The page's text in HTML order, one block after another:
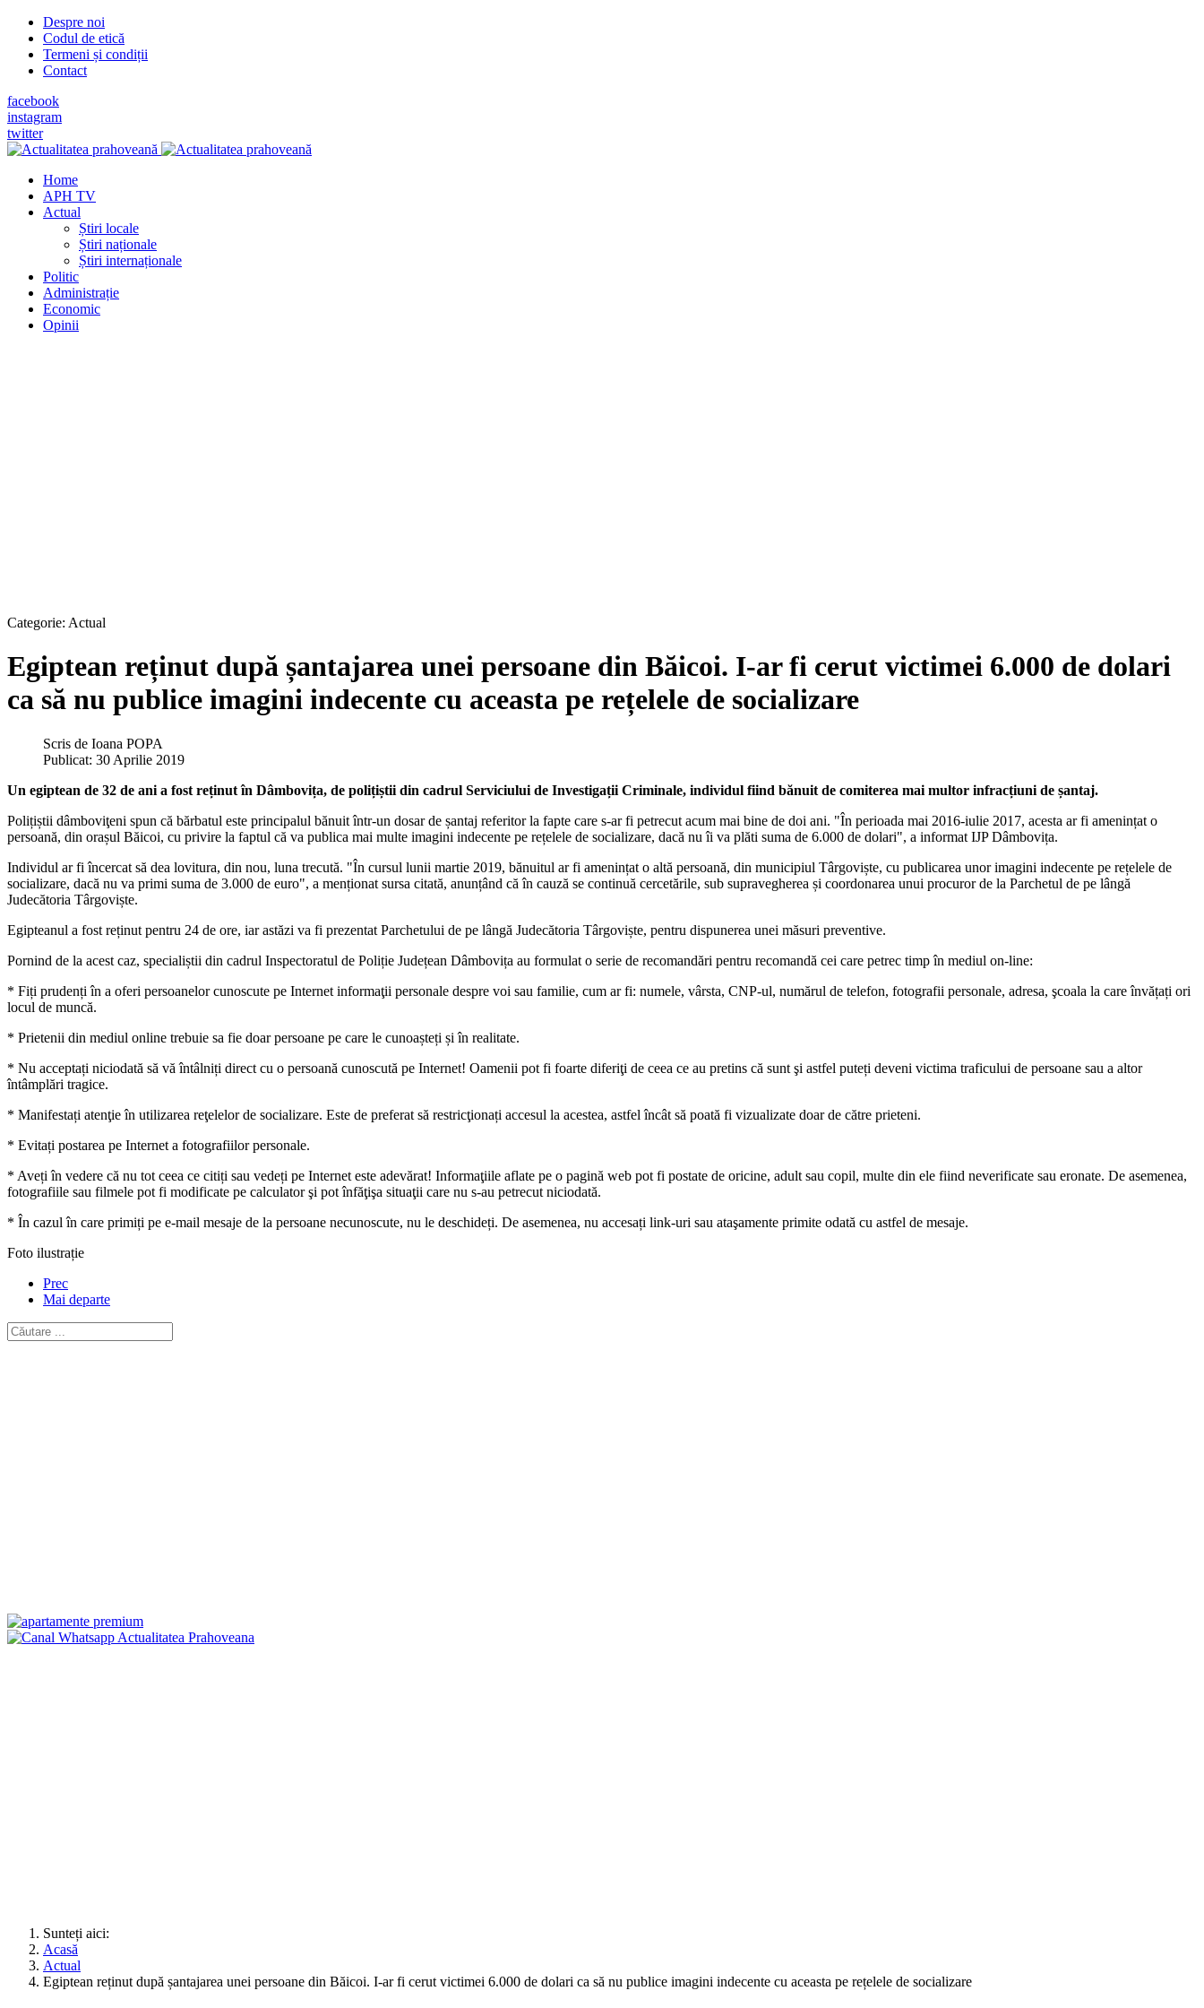
Despre noi
Codul de etică
Termeni și condiții
Contact
facebook
instagram
twitter
Home
APH TV
Actual
Știri locale
Știri naționale
Știri internaționale
Politic
Administrație
Economic
Opinii
Categorie: Actual
Egiptean reținut după șantajarea unei persoane din Băicoi. I-ar fi cerut victimei 6.000 de dolari
ca să nu publice imagini indecente cu aceasta pe rețelele de socializare
Scris de Ioana POPA
Publicat: 30 Aprilie 2019
Un egiptean de 32 de ani a fost reținut în Dâmbovița, de polițiștii din cadrul Serviciului de Investigații Criminale, individul fiind bănuit de comiterea mai multor infracțiuni de șantaj.
Polițiștii dâmboviţeni spun că bărbatul este principalul bănuit într-un dosar de șantaj referitor la fapte care s-ar fi petrecut acum mai bine de doi ani. "În perioada mai 2016-iulie 2017, acesta ar fi amenințat o
persoană, din orașul Băicoi, cu privire la faptul că va publica mai multe imagini indecente pe rețelele de socializare, dacă nu îi va plăti suma de 6.000 de dolari", a informat IJP Dâmbovița.
Individul ar fi încercat să dea lovitura, din nou, luna trecută. "În cursul lunii martie 2019, bănuitul ar fi amenințat o altă persoană, din municipiul Târgoviște, cu publicarea unor imagini indecente pe rețelele de
socializare, dacă nu va primi suma de 3.000 de euro", a menționat sursa citată, anunțând că în cauză se continuă cercetările, sub supravegherea și coordonarea unui procuror de la Parchetul de pe lângă
Judecătoria Târgoviște.
Egipteanul a fost reținut pentru 24 de ore, iar astăzi va fi prezentat Parchetului de pe lângă Judecătoria Târgoviște, pentru dispunerea unei măsuri preventive.
Pornind de la acest caz, specialiștii din cadrul Inspectoratul de Poliție Județean Dâmbovița au formulat o serie de recomandări pentru recomandă cei care petrec timp în mediul on-line:
* Fiți prudenți în a oferi persoanelor cunoscute pe Internet informaţii personale despre voi sau familie, cum ar fi: numele, vârsta, CNP-ul, numărul de telefon, fotografii personale, adresa, şcoala la care învățați ori
locul de muncă.
* Prietenii din mediul online trebuie sa fie doar persoane pe care le cunoașteți și în realitate.
* Nu acceptați niciodată să vă întâlniți direct cu o persoană cunoscută pe Internet! Oamenii pot fi foarte diferiţi de ceea ce au pretins că sunt şi astfel puteți deveni victima traficului de persoane sau a altor
întâmplări tragice.
* Manifestați atenţie în utilizarea reţelelor de socializare. Este de preferat să restricţionați accesul la acestea, astfel încât să poată fi vizualizate doar de către prieteni.
* Evitați postarea pe Internet a fotografiilor personale.
* Aveți în vedere că nu tot ceea ce citiți sau vedeți pe Internet este adevărat! Informaţiile aflate pe o pagină web pot fi postate de oricine, adult sau copil, multe din ele fiind neverificate sau eronate. De asemenea,
fotografiile sau filmele pot fi modificate pe calculator şi pot înfăţişa situaţii care nu s-au petrecut niciodată.
* În cazul în care primiți pe e-mail mesaje de la persoane necunoscute, nu le deschideți. De asemenea, nu accesați link-uri sau ataşamente primite odată cu astfel de mesaje.
Foto ilustrație
Prec
Mai departe
Sunteți aici:
Acasă
Actual
Egiptean reținut după șantajarea unei persoane din Băicoi. I-ar fi cerut victimei 6.000 de dolari ca să nu publice imagini indecente cu aceasta pe rețelele de socializare